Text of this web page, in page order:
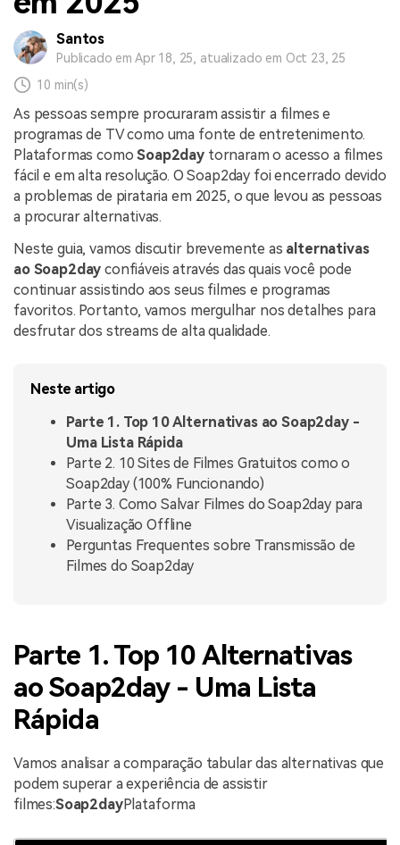
Santos
Publicado em Apr 18, 25, atualizado em Oct 23, 25
10 min(s)
As pessoas sempre procuraram assistir a filmes e
programas de TV como uma fonte de entretenimento.
Plataformas comoSoap2day tornaram o acesso a filmes
fácil e em alta resolução. O Soap2day foi encerrado devido
a problemas de pirataria em 2025, o que levou as pessoas
a procurar alternativas.
Neste guia, vamos discutir brevemente as alternativas
ao Soap2dayconfiáveis através das quais você pode
continuar assistindo aos seus filmes e programas
favoritos. Portanto, vamos mergulhar nos detalhes para
desfrutar dos streams de alta qualidade.
Neste artigo
Parte 1. Top 10 Alternativas ao Soap2day -
Uma Lista Rápida
Parte 2. 10 Sites de Filmes Gratuitos como o
Soap2day (100% Funcionando)
Parte 3. Como Salvar Filmes do Soap2day para
Visualização Offline
Perguntas Frequentes sobre Transmissão de
Filmes do Soap2day
Parte 1. Top 10 Alternativas
ao Soap2day - Uma Lista
Rápida
Vamos analisar a comparação tabular das alternativas que
podem superar a experiência de assistir
filmes:Soap2dayPlataforma